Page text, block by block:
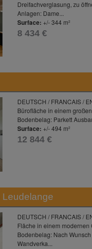
Dreifachverglasung, zu
Anlagen: Dame...
Surface: +/- 344 m²
8 434 €
DEUTSCH / FRANCAIS /
Bürofläche in einem
Bodenbelag: Parkett
Surface: +/- 494 m²
12 844 €
Leudelange
DEUTSCH / FRANCAIS /
Fläche in einem modernen
Bodenbelag: Nach
Wandverka...